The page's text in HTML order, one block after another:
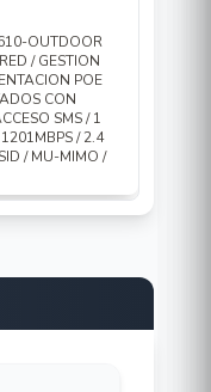
OUTDOOR
/ GESTION
POE
CON
SMS / 1
/ 2.4
/ MU-MIMO /